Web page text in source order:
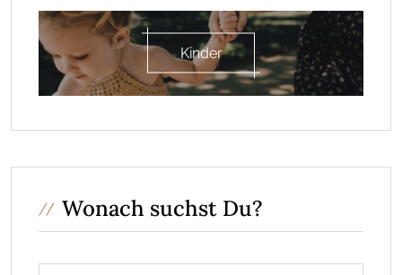
Kinder
Wonach suchst Du?